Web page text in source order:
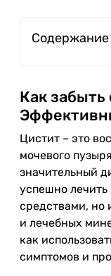
Содержание
Как забыть
Цистит – это
мочевого
значительный
успешно
средствами, но
и лечебных
как
симптомов и